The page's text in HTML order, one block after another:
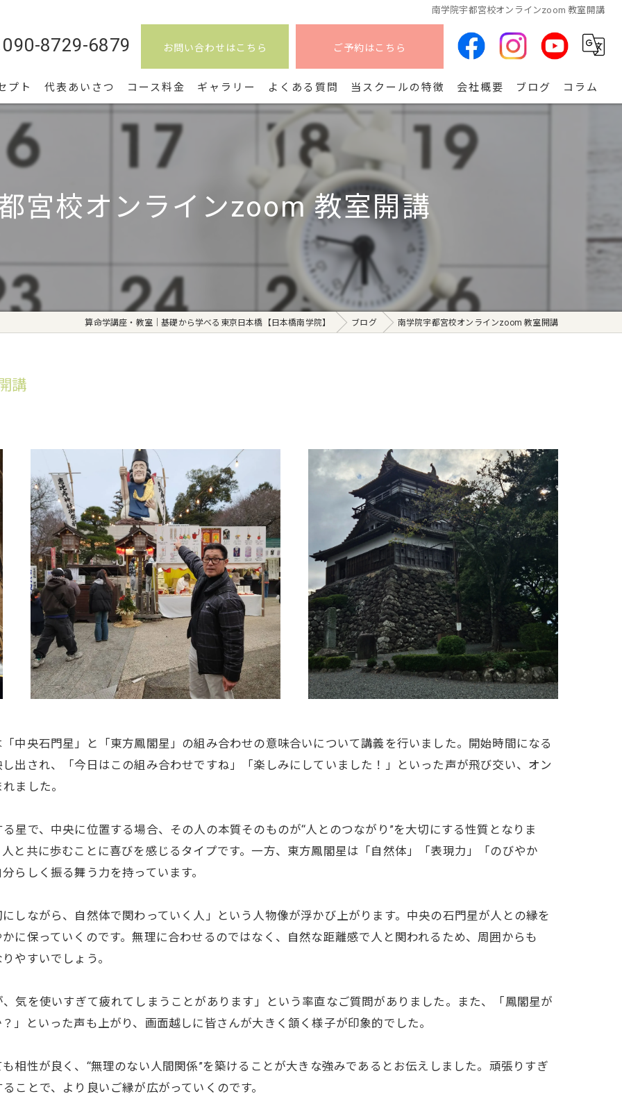
南学院宇都宮校オンラインzoom 教室開講
090-8729-6879 お問い合わせはこちら ご予約はこちら
プト 代表あいさつ コース料金 ギャラリー よくある質問 当スクールの特徴
副業
開講
会社概要 ブログ コラム
宮校オンラインzoom 教室開講
算命学講座・教室｜基礎から学べる東京日本橋【日本橋南学院】 ブログ 南学院宇都宮校オンラインzoom 教室開講
講
中央石門星」と「東方鳳閣星」の組み合わせの意味合いについて講義を行いました。開始時間になる
出され、「今日はこの組み合わせですね」「楽しみにしていました！」といった声が飛び交い、オン
ました。
星で、中央に位置する場合、その人の本質そのものが“人とのつながり”を大切にする性質となりま
と共に歩むことに喜びを感じるタイプです。一方、東方鳳閣星は「自然体」「表現力」「のびやか
らしく振る舞う力を持っています。
しながら、自然体で関わっていく人」という人物像が浮かび上がります。中央の石門星が人との縁を
に保っていくのです。無理に合わせるのではなく、自然な距離感で人と関われるため、周囲からも
やすいでしょう。
気を使いすぎて疲れてしまうことがあります」という率直なご質問がありました。また、「鳳閣星が
」といった声も上がり、画面越しに皆さんが大きく頷く様子が印象的でした。
相性が良く、“無理のない人間関係”を築けることが大きな強みであるとお伝えしました。頑張りすぎ
ことで、より良いご縁が広がっていくのです。